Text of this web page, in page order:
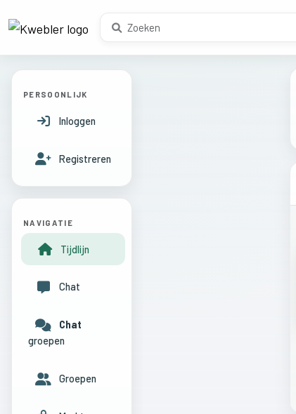
PERSOONLIJK
Inloggen
Registreren
NAVIGATIE
Tijdlijn
Chat
Chat
groepen
Groepen